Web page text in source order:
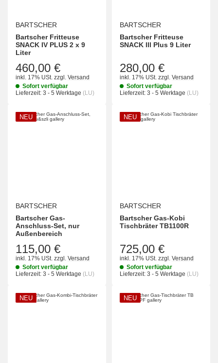
BARTSCHER
Bartscher Fritteuse
SNACK IV PLUS 2 x 9
Liter
460,00 €
inkl. 17% USt. zzgl. Versand
Sofort verfügbar
Lieferzeit: 3 - 5 Werktage (LU)
BARTSCHER
Bartscher Fritteuse
SNACK lll Plus 9 Liter
280,00 €
inkl. 17% USt. zzgl. Versand
Sofort verfügbar
Lieferzeit: 3 - 5 Werktage (LU)
NEU
BARTSCHER
Bartscher Gas-
Anschluss-Set, nur
Außenbereich
115,00 €
inkl. 17% USt. zzgl. Versand
Sofort verfügbar
Lieferzeit: 3 - 5 Werktage (LU)
NEU
BARTSCHER
Bartscher Gas-Kobi
Tischbräter TB1100R
725,00 €
inkl. 17% USt. zzgl. Versand
Sofort verfügbar
Lieferzeit: 3 - 5 Werktage (LU)
NEU NEU